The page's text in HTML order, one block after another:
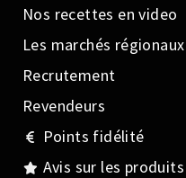
Nos recettes en video
Les marchés régionaux
Recrutement
Revendeurs
Points fidélité
Avis sur les produits